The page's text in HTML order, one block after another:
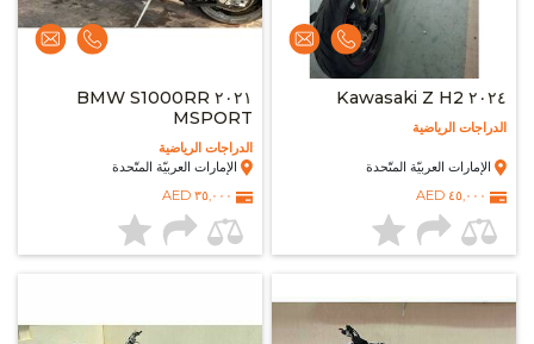
٢٠٢٤ Kawasaki Z H2
الدراجات الرياضية
الإمارات العربيّة المتّحدة
٤٥,٠٠٠ AED
٢٠٢١ BMW S1000RR
MSPORT
الدراجات الرياضية
الإمارات العربيّة المتّحدة
٣٥,٠٠٠ AED